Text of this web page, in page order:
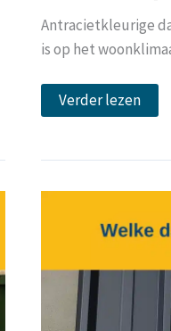
Antracietkleurige
is op het
Dakplaten
in
dit
op
binnenklimaat?
Verder lezen